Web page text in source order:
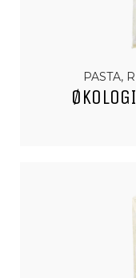
PASTA,